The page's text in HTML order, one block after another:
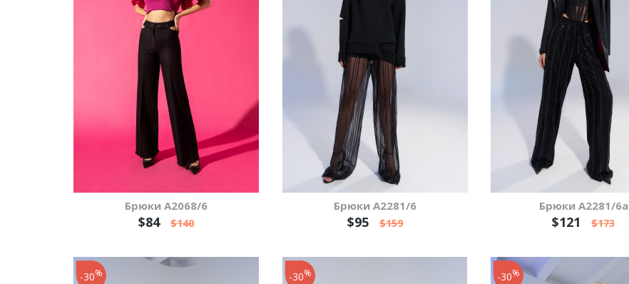
Брюки А2068/6
$84 $140
Брюки А2281/6
$95 $159
Брюки А2281/6а
$121 $173
-30% -30% -30%